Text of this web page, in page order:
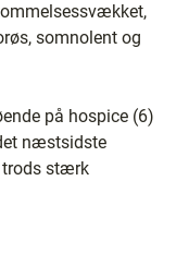
somnolent og
på hospice (6)
næstsidste
trods stærk